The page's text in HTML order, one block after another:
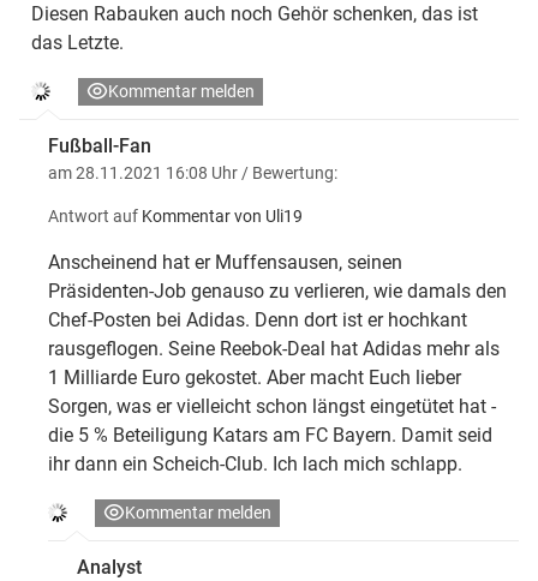
Diesen Rabauken auch noch Gehör schenken, das ist
das Letzte.
Kommentar melden
Fußball-Fan
am 28.11.2021 16:08 Uhr / Bewertung:
Antwort auf Kommentar von Uli19
Anscheinend hat er Muffensausen, seinen
Präsidenten-Job genauso zu verlieren, wie damals den
Chef-Posten bei Adidas. Denn dort ist er hochkant
rausgeflogen. Seine Reebok-Deal hat Adidas mehr als
1 Milliarde Euro gekostet. Aber macht Euch lieber
Sorgen, was er vielleicht schon längst eingetütet hat -
die 5 % Beteiligung Katars am FC Bayern. Damit seid
ihr dann ein Scheich-Club. Ich lach mich schlapp.
Kommentar melden
Analyst